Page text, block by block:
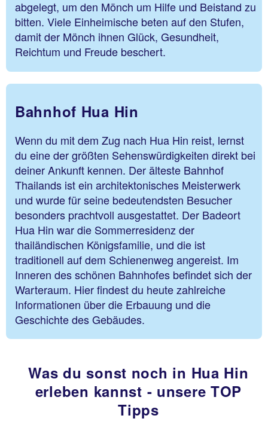
abgelegt, um den Mönch um Hilfe und Beistand zu
bitten. Viele Einheimische beten auf den Stufen,
damit der Mönch ihnen Glück, Gesundheit,
Reichtum und Freude beschert.
Bahnhof Hua Hin
Wenn du mit dem Zug nach Hua Hin reist, lernst
du eine der größten Sehenswürdigkeiten direkt bei
deiner Ankunft kennen. Der älteste Bahnhof
Thailands ist ein architektonisches Meisterwerk
und wurde für seine bedeutendsten Besucher
besonders prachtvoll ausgestattet. Der Badeort
Hua Hin war die Sommerresidenz der
thailändischen Königsfamilie, und die ist
traditionell auf dem Schienenweg angereist. Im
Inneren des schönen Bahnhofes befindet sich der
Warteraum. Hier findest du heute zahlreiche
Informationen über die Erbauung und die
Geschichte des Gebäudes.
Was du sonst noch in Hua Hin
erleben kannst - unsere TOP
Tipps